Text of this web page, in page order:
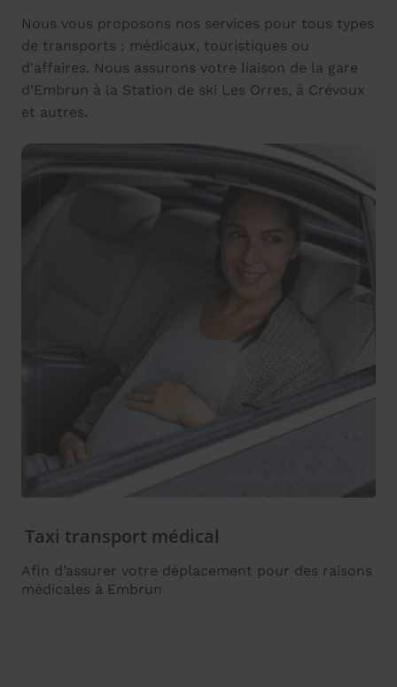
Nous vous proposons nos services pour tous types
de transports : médicaux, touristiques ou
d'affaires. Nous assurons votre liaison de la gare
d'Embrun à la Station de ski Les Orres, à Crévoux
et autres.
Taxi transport médical
Afin d’assurer votre déplacement pour des raisons
médicales à Embrun